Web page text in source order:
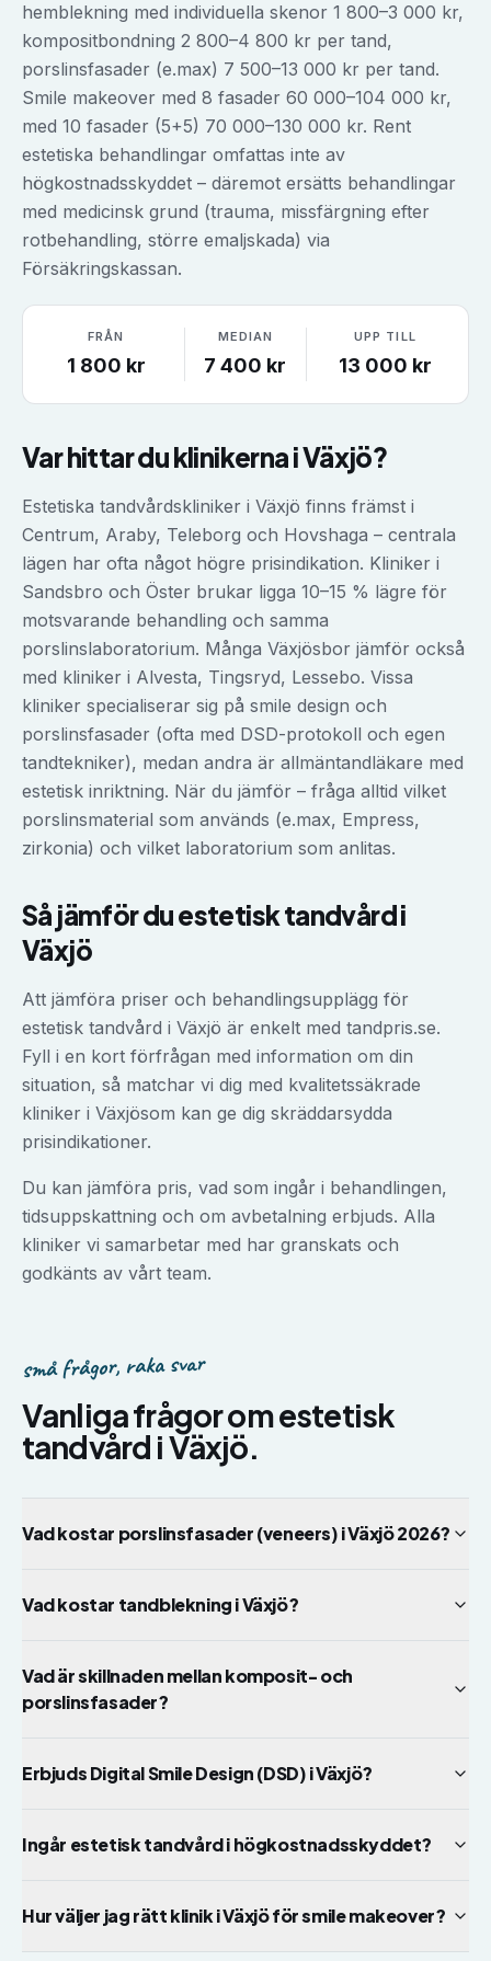
hemblekning med individuella skenor 1 800–3 000 kr,
kompositbondning 2 800–4 800 kr per tand,
porslinsfasader (e.max) 7 500–13 000 kr per tand.
Smile makeover med 8 fasader 60 000–104 000 kr,
med 10 fasader (5+5) 70 000–130 000 kr. Rent
estetiska behandlingar omfattas inte av
högkostnadsskyddet – däremot ersätts behandlingar
med medicinsk grund (trauma, missfärgning efter
rotbehandling, större emaljskada) via
Försäkringskassan.
FRÅN
1 800 kr
MEDIAN
7 400 kr
UPP TILL
13 000 kr
Var hittar du klinikerna iVäxjö?
Estetiska tandvårdskliniker i Växjö finns främst i
Centrum, Araby, Teleborg och Hovshaga – centrala
lägen har ofta något högre prisindikation. Kliniker i
Sandsbro och Öster brukar ligga 10–15 % lägre för
motsvarande behandling och samma
porslinslaboratorium. Många Växjösbor jämför också
med kliniker i Alvesta, Tingsryd, Lessebo. Vissa
kliniker specialiserar sig på smile design och
porslinsfasader (ofta med DSD-protokoll och egen
tandtekniker), medan andra är allmäntandläkare med
estetisk inriktning. När du jämför – fråga alltid vilket
porslinsmaterial som används (e.max, Empress,
zirkonia) och vilket laboratorium som anlitas.
Så jämför duestetisk tandvårdi
Växjö
Att jämföra priser och behandlingsupplägg för
estetisk tandvård i Växjö är enkelt med tandpris.se.
Fyll i en kort förfrågan med information om din
situation, så matchar vi dig med kvalitetssäkrade
kliniker i Växjösom kan ge dig skräddarsydda
prisindikationer.
Du kan jämföra pris, vad som ingår i behandlingen,
tidsuppskattning och om avbetalning erbjuds. Alla
kliniker vi samarbetar med har granskats och
godkänts av vårt team.
små frågor, raka svar
Vanliga frågor omestetisk
tandvård iVäxjö.
Vad kostar porslinsfasader (veneers) i Växjö 2026?
Vad kostar tandblekning i Växjö?
Vad är skillnaden mellan komposit- och
porslinsfasader?
Erbjuds Digital Smile Design (DSD) i Växjö?
Ingår estetisk tandvård i högkostnadsskyddet?
Hur väljer jag rätt klinik i Växjö för smile makeover?